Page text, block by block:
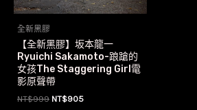
全新黑膠
【全新黑膠】坂本龍一
Ryuichi Sakamoto-踉蹌的
女孩The Staggering Girl電
影原聲帶
NT$999 原
NT$905目